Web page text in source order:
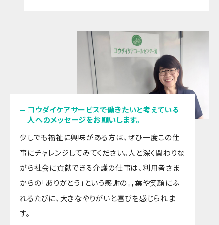
コウダイケアサービスで働きたいと考えている
人へのメッセージをお願いします。
少しでも福祉に興味がある方は、ぜひ一度この仕
事にチャレンジしてみてください。人と深く関わりな
がら社会に貢献できる介護の仕事は、利用者さま
からの「ありがとう」という感謝の言葉や笑顔にふ
れるたびに、大きなやりがいと喜びを感じられま
す。